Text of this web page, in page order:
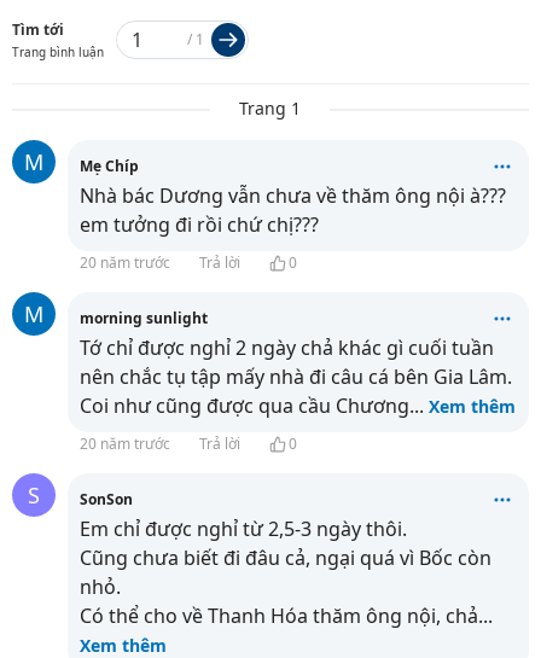
Tìm tới
Trang bình luận
/ 1
Trang 1
M Mẹ Chíp
Nhà bác Dương vẫn chưa về thăm ông nội à???
em tưởng đi rồi chứ chị???
20 năm trước Trả lời 0
M morning sunlight
Tớ chỉ được nghỉ 2 ngày chả khác gì cuối tuần
nên chắc tụ tập mấy nhà đi câu cá bên Gia Lâm.
Coi như cũng được qua cầu Chương... Xem thêm
20 năm trước Trả lời 0
S SonSon
Em chỉ được nghỉ từ 2,5-3 ngày thôi.
Cũng chưa biết đi đâu cả, ngại quá vì Bốc còn
nhỏ.
Có thể cho về Thanh Hóa thăm ông nội, chả...
Xem thêm